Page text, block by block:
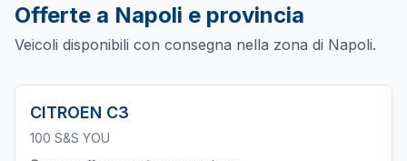
Offerte a Napoli e provincia
Veicoli disponibili con consegna nella zona di Napoli.
CITROEN C3
100 S&S YOU